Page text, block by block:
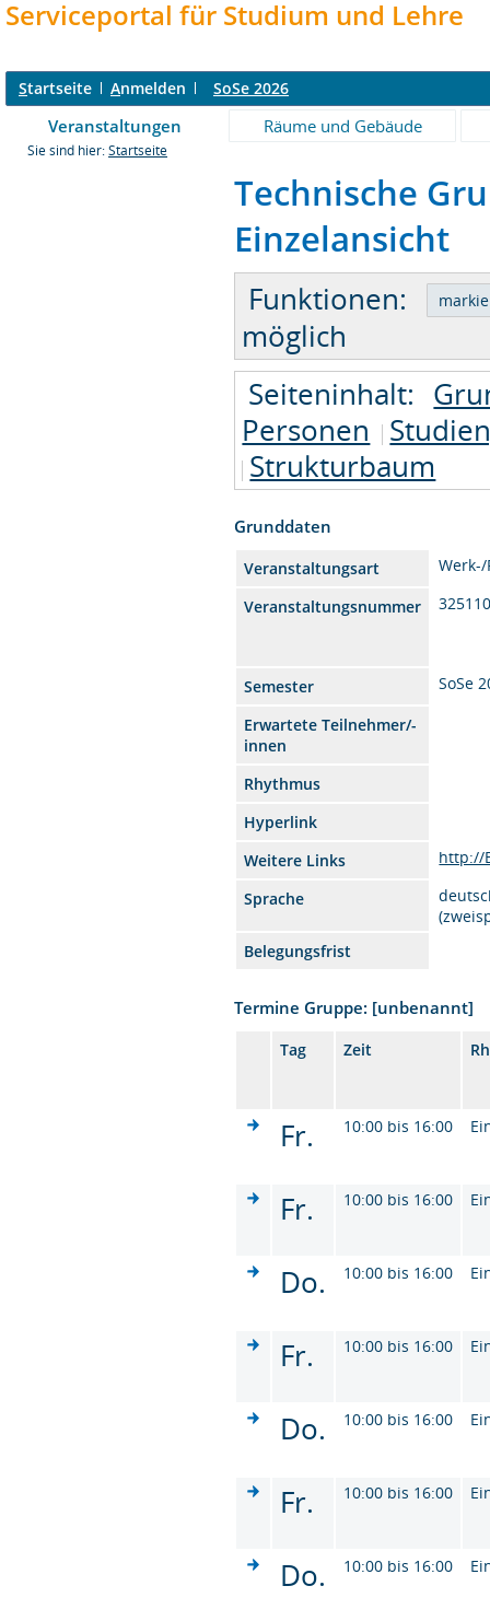
Serviceportal für Studium und Lehre
Startseite Anmelden SoSe 2026
Veranstaltungen Räume und Gebäude
Sie sind hier: Startseite
Technische
Einzelansicht
Funktionen:
möglich
Seiteninhalt:
Personen
Strukturbaum
Grunddaten
Veranstaltungsart
Veranstaltungsnummer
Semester
SoSe
Erwartete Teilnehmer/-
innen
Rhythmus
Hyperlink
Weitere Links
http://
Sprache
Belegungsfrist
Termine Gruppe: [unbenannt]
Tag Zeit
Fr. 10:00 bis 16:00
Fr. 10:00 bis 16:00
Do. 10:00 bis 16:00
Fr. 10:00 bis 16:00
Do. 10:00 bis 16:00
Fr. 10:00 bis 16:00
Do. 10:00 bis 16:00